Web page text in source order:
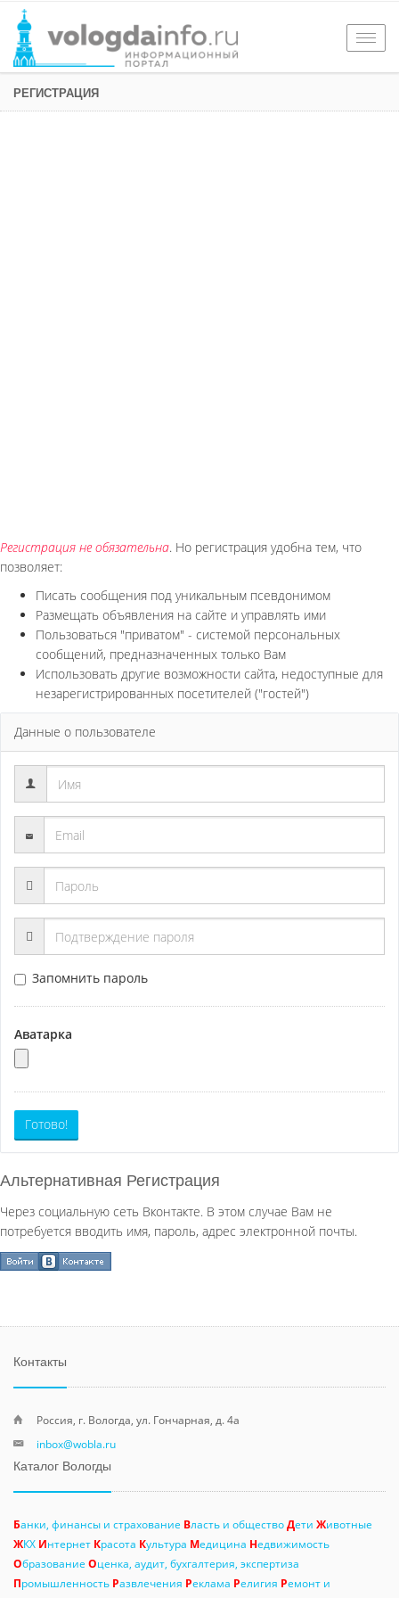
РЕГИСТРАЦИЯ
Регистрация не обязательна. Но регистрация удобна тем, что
позволяет:
Писать сообщения под уникальным псевдонимом
Размещать объявления на сайте и управлять ими
Пользоваться "приватом" - системой персональных
сообщений, предназначенных только Вам
Использовать другие возможности сайта, недоступные для
незарегистрированных посетителей ("гостей")
Данные о пользователе
Запомнить пароль
Аватарка
Готово!
Альтернативная Регистрация
Через социальную сеть Вконтакте. В этом случае Вам не
потребуется вводить имя, пароль, адрес электронной почты.
Контакты
Россия, г. Вологда, ул. Гончарная, д. 4а
inbox@wobla.ru
Каталог Вологды
Банки, финансы и страхование Власть и обществоДети Животные
ЖКХ Интернет Красота Культура Медицина Недвижимость
Образование Оценка, аудит, бухгалтерия, экспертиза
Промышленность Развлечения Реклама Религия Ремонт и